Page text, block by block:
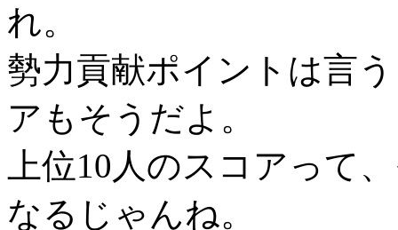
れ。
勢力貢献ポイントは言
アもそうだよ。
上位10人のスコアって
なるじゃんね。